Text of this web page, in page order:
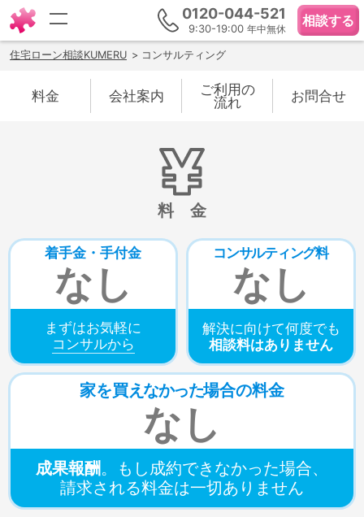
住宅ローン相談KUMERU コンサルティング
料金 会社案内 ご利用の
流れ
お問合せ
料金
着手金・ 手付金
なし
まずはお気軽に
コンサルから
コンサルティング料
なし
解決に向けて何度でも
相談料はありません
家を買えなかった場合の料金
なし
成果報酬。
もし成約できなかった場合、
請求される料金は一切ありません
0120-044-521
9:30-19:00 年中無休
相談する